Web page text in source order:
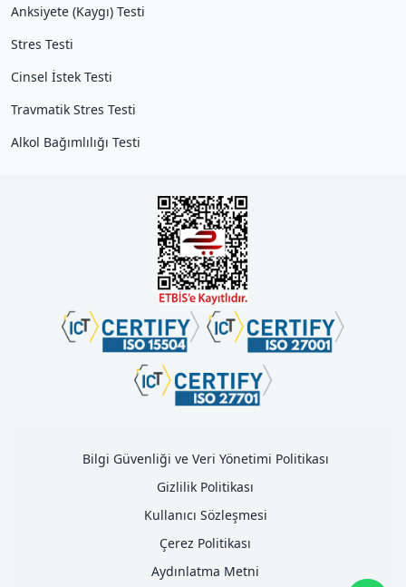
Anksiyete (Kaygı) Testi
Stres Testi
Cinsel İstek Testi
Travmatik Stres Testi
Alkol Bağımlılığı Testi
Bilgi Güvenliği ve Veri Yönetimi Politikası
Gizlilik Politikası
Kullanıcı Sözleşmesi
Çerez Politikası
Aydınlatma Metni